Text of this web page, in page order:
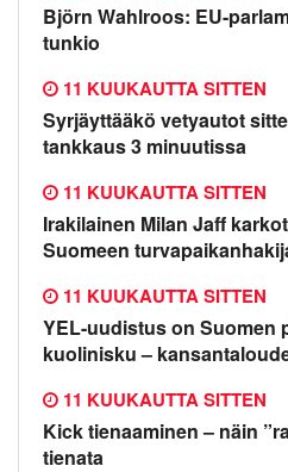
Björn Wahlroos: EU-
tunkio
Syrjäyttääkö vetyautot
tankkaus 3 minuutissa
11 KUUKAUTTA SITTEN
Irakilainen Milan Jaff
Suomeen
11 KUUKAUTTA SITTEN
YEL-uudistus on Suomen
kuolinisku –
11 KUUKAUTTA SITTEN
Kick tienaaminen – näin
tienata
11 KUUKAUTTA SITTEN